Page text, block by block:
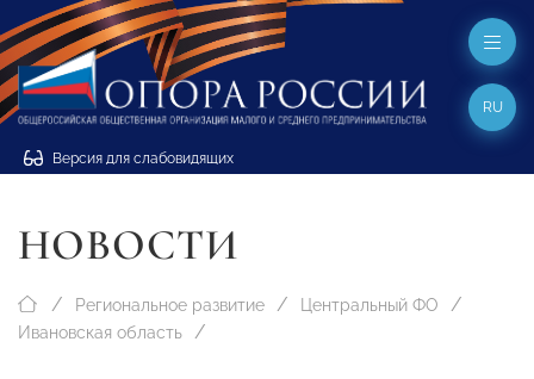
Версия для слабовидящих
RU
НОВОСТИ
Региональное развитие
Центральный ФО
Ивановская область